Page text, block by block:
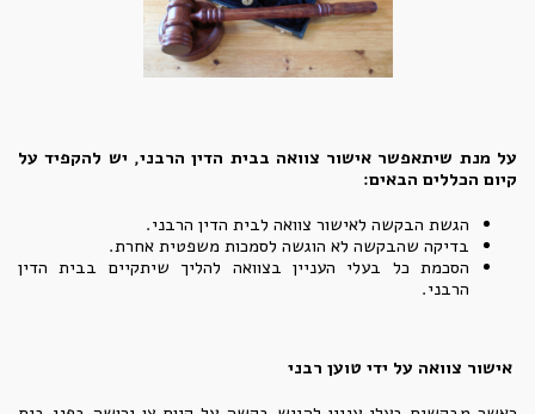
על מנת שיתאפשר אישור צוואה בבית הדין הרבני, יש להקפיד על
קיום הכללים הבאים:
הגשת הבקשה לאישור צוואה לבית הדין הרבני.
בדיקה שהבקשה לא הוגשה לסמכות משפטית אחרת.
הסכמת כל בעלי העניין בצוואה להליך שיתקיים בבית הדין
הרבני.
אישור צוואה על ידי טוען רבני